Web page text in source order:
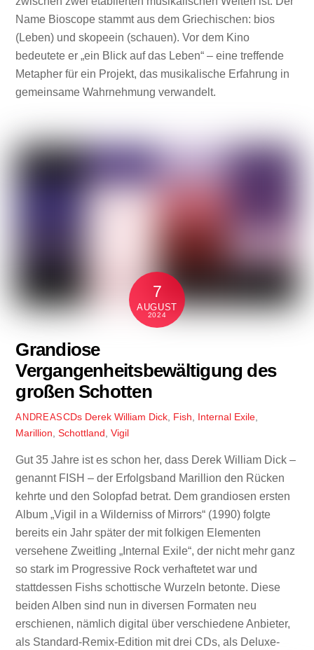
Name Bioscope stammt aus dem Griechischen: bios
(Leben) und skopeein (schauen). Vor dem Kino
bedeutete er „ein Blick auf das Leben“ – eine treffende
Metapher für ein Projekt, das musikalische Erfahrung in
gemeinsame Wahrnehmung verwandelt.
7
AUGUST
2024
Grandiose
Vergangenheitsbewältigung des
großen Schotten
ANDREASCDs Derek William Dick, Fish Internal Exile,
Marillion ,Schottland ,Vigil
Gut 35 Jahre ist es schon her, dass Derek William Dick –
genannt FISH – der Erfolgsband Marillion den Rücken
kehrte und den Solopfad betrat. Dem grandiosen ersten
Album „Vigil in a Wilderniss of Mirrors“ (1990) folgte
bereits ein Jahr später der mit folkigen Elementen
versehene Zweitling „Internal Exile“, der nicht mehr ganz
so stark im Progressive Rock verhaftetet war und
stattdessen Fishs schottische Wurzeln betonte. Diese
beiden Alben sind nun in diversen Formaten neu
erschienen, nämlich digital über verschiedene Anbieter,
als Standard-Remix-Edition mit drei CDs, als Deluxe-